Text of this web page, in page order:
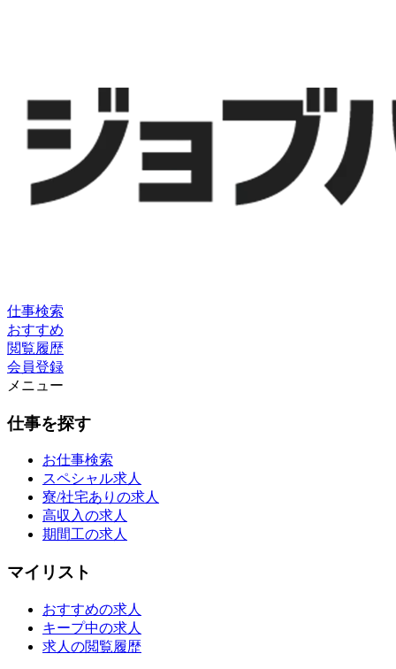
仕事検索
おすすめ
閲覧履歴
会員登録
メニュー
仕事を探す
お仕事検索
スペシャル求人
寮/社宅ありの求人
高収入の求人
期間工の求人
マイリスト
おすすめの求人
キープ中の求人
求人の閲覧履歴